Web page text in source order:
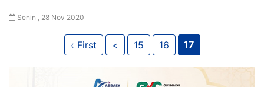
Senin , 28 Nov 2020
‹ First < 15 16 17